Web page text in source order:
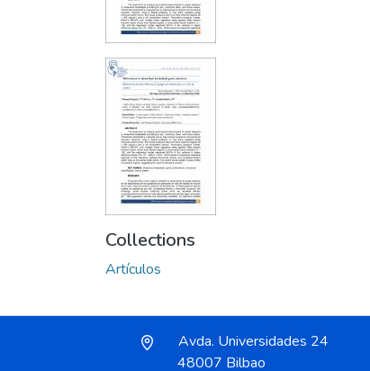
Collections
Artículos
Avda. Universidades 24
48007 Bilbao